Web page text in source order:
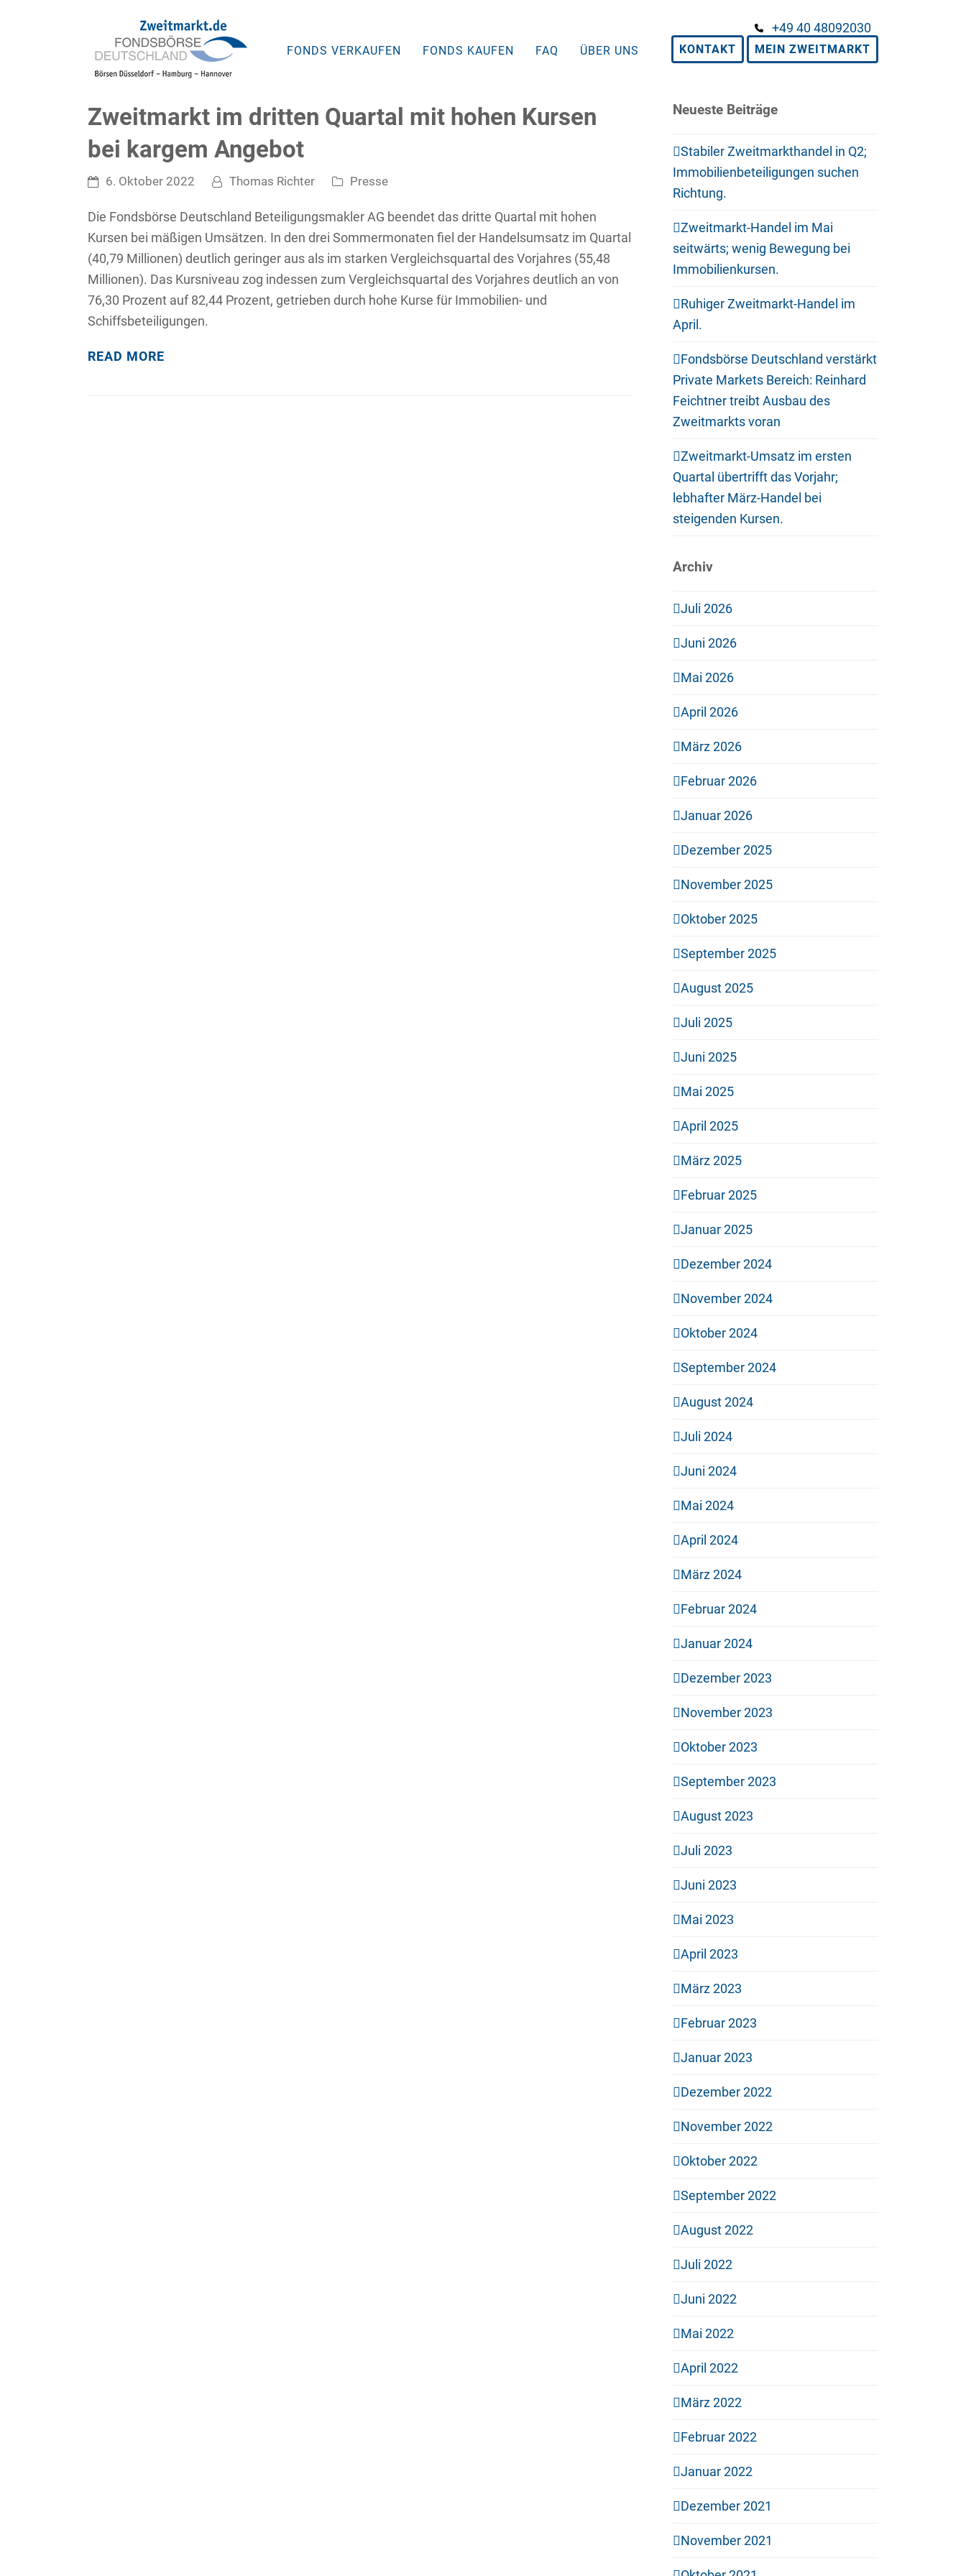
FONDS VERKAUFEN FONDS KAUFEN FAQ ÜBER UNS
+49 40 48092030
KONTAKT MEIN ZWEITMARKT
Zweitmarkt im dritten Quartal mit hohen Kursen
bei kargem Angebot
6. Oktober 2022 Thomas Richter Presse
Die Fondsbörse Deutschland Beteiligungsmakler AG beendet das dritte Quartal mit hohen
Kursen bei mäßigen Umsätzen. In den drei Sommermonaten fiel der Handelsumsatz im Quartal
(40,79 Millionen) deutlich geringer aus als im starken Vergleichsquartal des Vorjahres (55,48
Millionen). Das Kursniveau zog indessen zum Vergleichsquartal des Vorjahres deutlich an von
76,30 Prozent auf 82,44 Prozent, getrieben durch hohe Kurse für Immobilien- und
Schiffsbeteiligungen.
READ MORE
Neueste Beiträge
Stabiler Zweitmarkthandel in Q2;
Immobilienbeteiligungen suchen
Richtung.
Zweitmarkt-Handel im Mai
seitwärts; wenig Bewegung bei
Immobilienkursen.
Ruhiger Zweitmarkt-Handel im
April.
Fondsbörse Deutschland verstärkt
Private Markets Bereich: Reinhard
Feichtner treibt Ausbau des
Zweitmarkts voran
Zweitmarkt-Umsatz im ersten
Quartal übertrifft das Vorjahr;
lebhafter März-Handel bei
steigenden Kursen.
Archiv
Juli 2026
Juni 2026
Mai 2026
April 2026
März 2026
Februar 2026
Januar 2026
Dezember 2025
November 2025
Oktober 2025
September 2025
August 2025
Juli 2025
Juni 2025
Mai 2025
April 2025
März 2025
Februar 2025
Januar 2025
Dezember 2024
November 2024
Oktober 2024
September 2024
August 2024
Juli 2024
Juni 2024
Mai 2024
April 2024
März 2024
Februar 2024
Januar 2024
Dezember 2023
November 2023
Oktober 2023
September 2023
August 2023
Juli 2023
Juni 2023
Mai 2023
April 2023
März 2023
Februar 2023
Januar 2023
Dezember 2022
November 2022
Oktober 2022
September 2022
August 2022
Juli 2022
Juni 2022
Mai 2022
April 2022
März 2022
Februar 2022
Januar 2022
Dezember 2021
November 2021